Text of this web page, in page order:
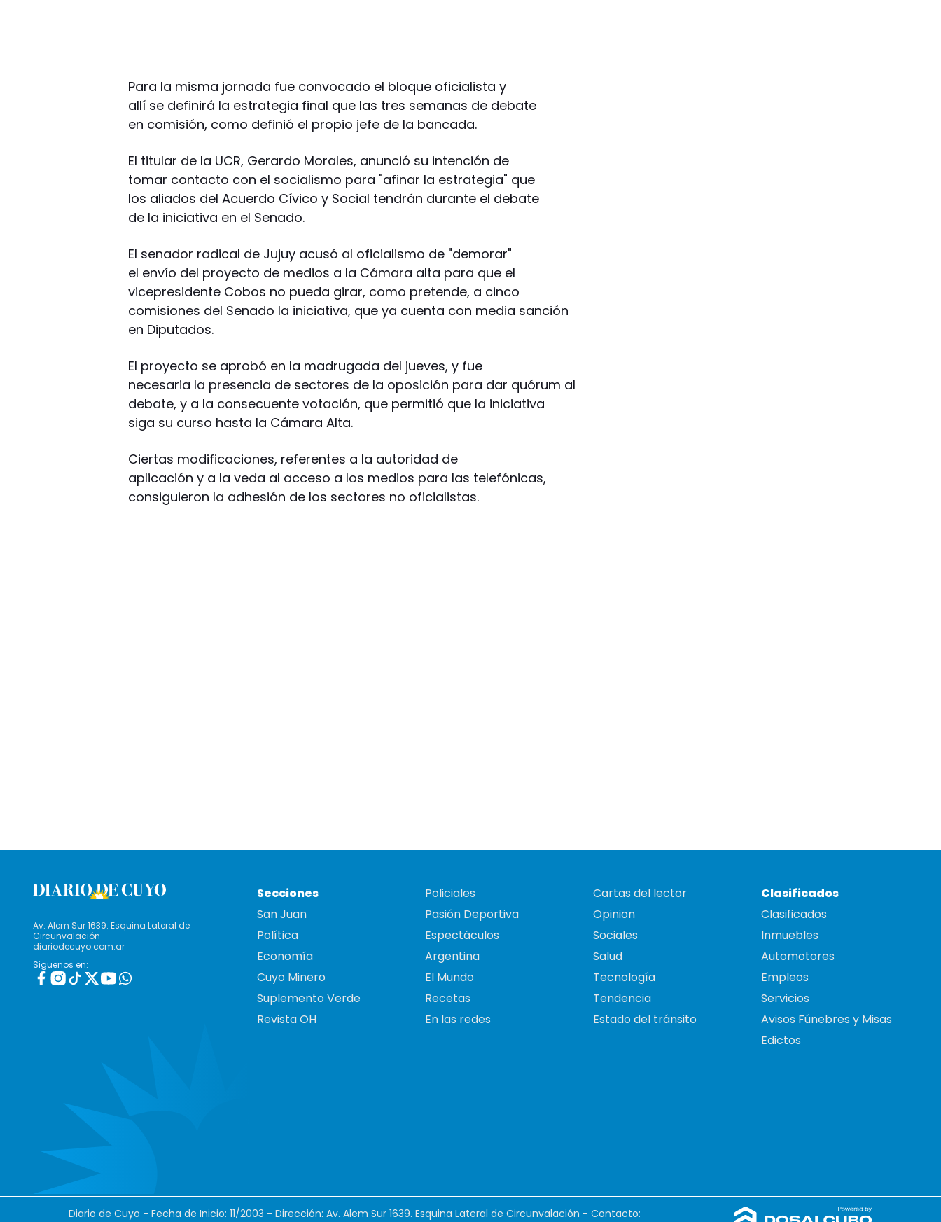
Para la misma jornada fue convocado el bloque oficialista y
allí se definirá la estrategia final que las tres semanas de debate
en comisión, como definió el propio jefe de la bancada.
El titular de la UCR, Gerardo Morales, anunció su intención de
tomar contacto con el socialismo para "afinar la estrategia" que
los aliados del Acuerdo Cívico y Social tendrán durante el debate
de la iniciativa en el Senado.
El senador radical de Jujuy acusó al oficialismo de "demorar"
el envío del proyecto de medios a la Cámara alta para que el
vicepresidente Cobos no pueda girar, como pretende, a cinco
comisiones del Senado la iniciativa, que ya cuenta con media sanción
en Diputados.
El proyecto se aprobó en la madrugada del jueves, y fue
necesaria la presencia de sectores de la oposición para dar quórum al
debate, y a la consecuente votación, que permitió que la iniciativa
siga su curso hasta la Cámara Alta.
Ciertas modificaciones, referentes a la autoridad de
aplicación y a la veda al acceso a los medios para las telefónicas,
consiguieron la adhesión de los sectores no oficialistas.
Av. Alem Sur 1639. Esquina Lateral de
Circunvalación
diariodecuyo.com.ar
Siguenos en:
Secciones
San Juan
Política
Economía
Cuyo Minero
Suplemento Verde
Revista OH
Policiales
Pasión Deportiva
Espectáculos
Argentina
El Mundo
Recetas
En las redes
Cartas del lector
Opinion
Sociales
Salud
Tecnología
Tendencia
Estado del tránsito
Clasificados
Clasificados
Inmuebles
Automotores
Empleos
Servicios
Avisos Fúnebres y Misas
Edictos
Diario de Cuyo - Fecha de Inicio: 11/2003 - Dirección: Av. Alem Sur 1639. Esquina Lateral de Circunvalación - Contacto: